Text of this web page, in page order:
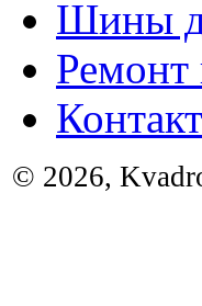
Шины
Ремонт
© 2026,